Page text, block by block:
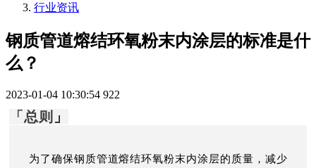
行业资讯
钢质管道熔结环氧粉末内涂层的标准是什
么？
2023-01-04 10:30:54 922
「总则 」
为了确保钢质管道熔结环氧粉末内涂层的质量，减少